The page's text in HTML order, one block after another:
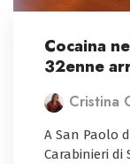
Cocaina
32enne
Cristina
A San Paolo
Carabinieri di